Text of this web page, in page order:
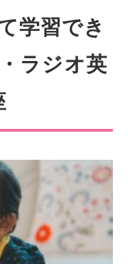
学習でき
ラジオ英